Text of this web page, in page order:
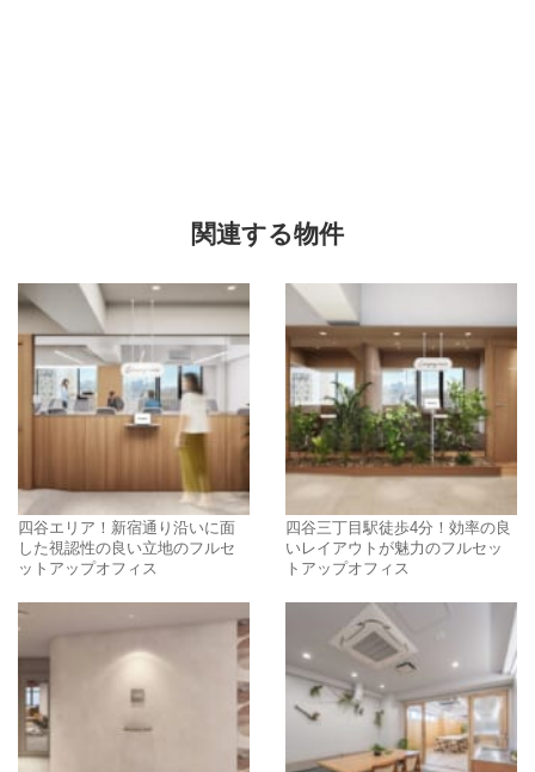
関連する物件
四谷エリア！新宿通り沿いに面
した視認性の良い立地のフルセ
ットアップオフィス
四谷三丁目駅徒歩4分！効率の良
いレイアウトが魅力のフルセッ
トアップオフィス